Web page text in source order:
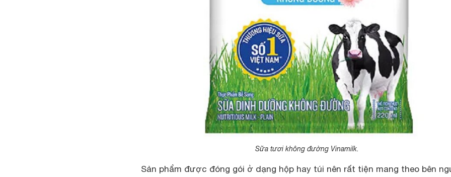
Sữa tươi không đường Vinamilk.
Sản phẩm được đóng gói ở dạng hộp hay túi nên rất tiện mang theo bên